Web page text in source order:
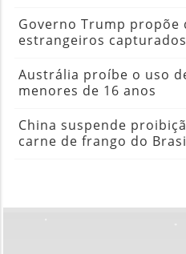
Governo Trump propõe
estrangeiros
Austrália proíbe o uso
menores de 16 anos
China suspende
carne de frango do